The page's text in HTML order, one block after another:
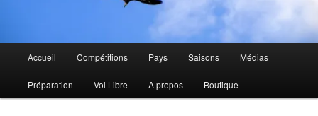
principal
Accueil Compétitions Pays Saisons Médias
Préparation Vol Libre A propos Boutique